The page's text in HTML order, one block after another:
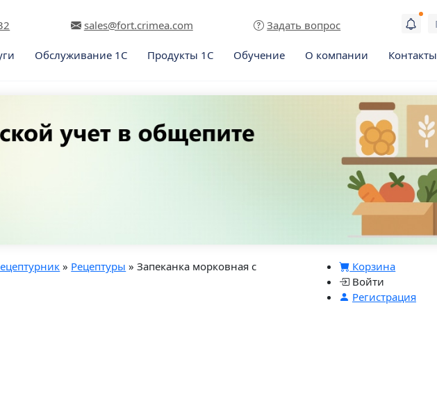
sales@fort.crimea.com Задать вопрос
Обслуживание 1С Продукты 1С Обучение О компании Контакты
» Рецептуры » Запеканка морковная с
Корзина
Войти
Регистрация